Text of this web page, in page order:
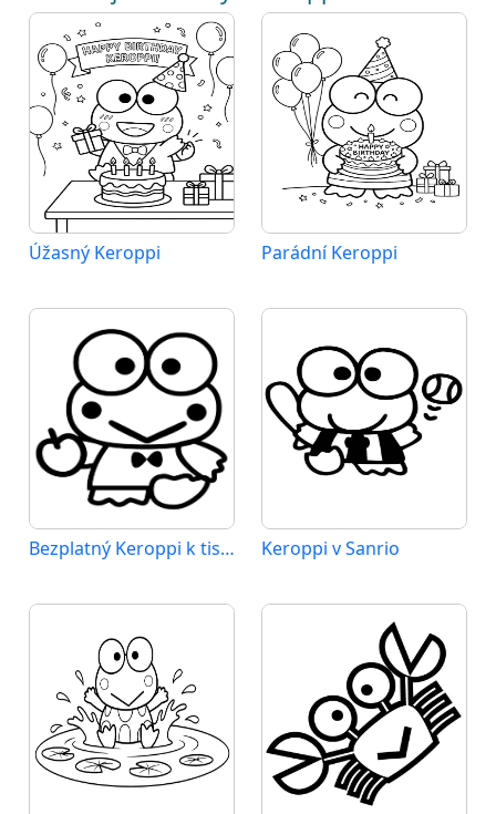
Úžasný Keroppi Parádní Keroppi
Bezplatný Keroppi k tisku Keroppi v Sanrio